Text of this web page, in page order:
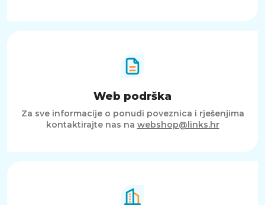
Web podrška
Za sve informacije o ponudi poveznica i rješenjima
kontaktirajte nas na webshop@links.hr